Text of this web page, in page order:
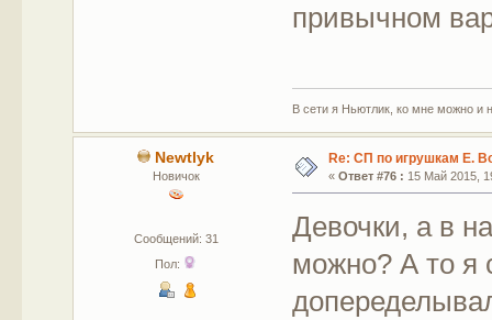
привычном
В сети я Ньютлик, ко мне можно и
Newtlyk
Новичок
Сообщений: 31
Пол:
Re: СП по игрушкам Е.
« Ответ #76 : 15 Май 2015,
Девочки, а в
можно? А то я